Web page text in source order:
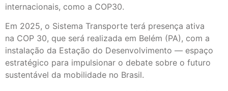
internacionais, como a COP30.
Em 2025, o Sistema Transporte terá presença ativa
na COP 30, que será realizada em Belém (PA), com a
instalação da Estação do Desenvolvimento — espaço
estratégico para impulsionar o debate sobre o futuro
sustentável da mobilidade no Brasil.